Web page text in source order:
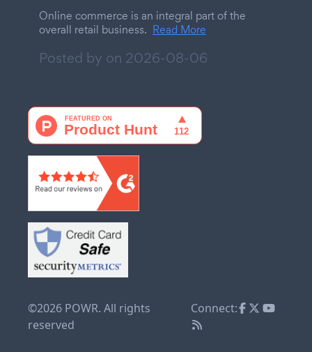
Online commerce is an integral part of the
overall retail business. Read More
Posted by on 2026-08-06
©2026 POWR. All rights
reserved
Connect: